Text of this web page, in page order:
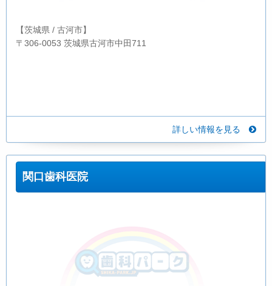
【茨城県 / 古河市】
〒306-0053 茨城県古河市中田711
詳しい情報を見る
関口歯科医院